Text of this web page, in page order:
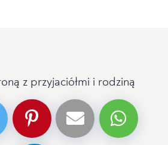
z przyjaciółmi i rodziną